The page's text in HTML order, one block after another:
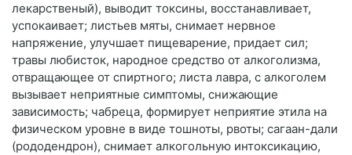
лекарственый), выводит токсины, восстанавливает,
успокаивает; листьев мяты, снимает нервное
напряжение, улучшает пищеварение, придает сил;
травы любисток, народное средство от алкоголизма,
отвращающее от спиртного; листа лавра, с алкоголем
вызывает неприятные симптомы, снижающие
зависимость; чабреца, формирует неприятие этила на
физическом уровне в виде тошноты, рвоты; сагаан-дали
(рододендрон), снимает алкогольную интоксикацию,